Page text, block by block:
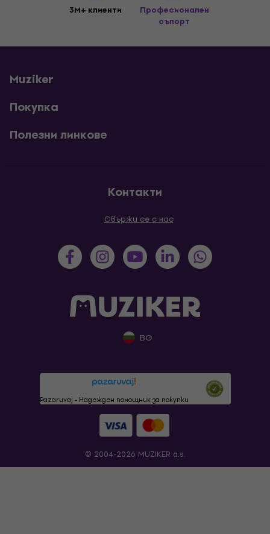
3M+ клиенти
Професионален
съпорт
Muziker
Покупка
Полезни линкове
Контакти
Свържи се с нас
BG
Pazaruvaj - Надежден помощник за покупки
© 2004-2026 MUZIKER a.s.